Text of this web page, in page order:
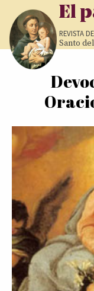
Pasar al contenido
El
REVISTA DE
Santo
Usted está